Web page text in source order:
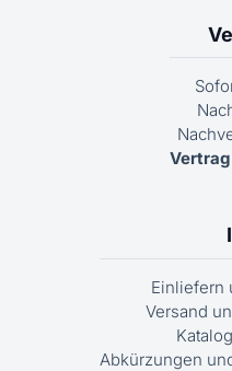
Einliefern
Versand
Abkürzungen